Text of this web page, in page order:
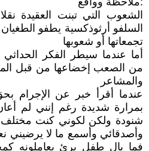
الشعوب التي تبنت العقيدة
السلفو أرثوذكسية يطفو
تجمعاتها أو شعوبها
أما عندما سيطر الفكر
من الصعب إخضاعها من قبل
والمشاعر
عندما أقرأ خبر عن الإجرام
بمرارة شديدة رغم إنني لم
شنودة ولكن لكوني كنت مختلف
وأصدقائي وأسمع ما لا يرضيني
فما بال طفل برئ يعاملونه